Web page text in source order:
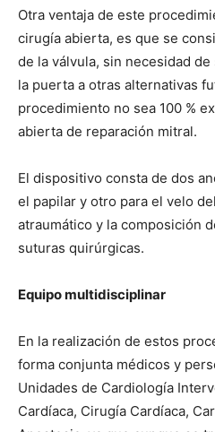
Otra ventaja de este
cirugía abierta, es que se
de la válvula, sin necesidad
la puerta a otras alternativas
procedimiento no sea 100 %
abierta de reparación mitral.
El dispositivo consta de dos
el papilar y otro para el velo
atraumático y la composición
suturas quirúrgicas.
Equipo multidisciplinar
En la realización de estos
forma conjunta médicos y
Unidades de Cardiología
Cardíaca, Cirugía Cardíaca,